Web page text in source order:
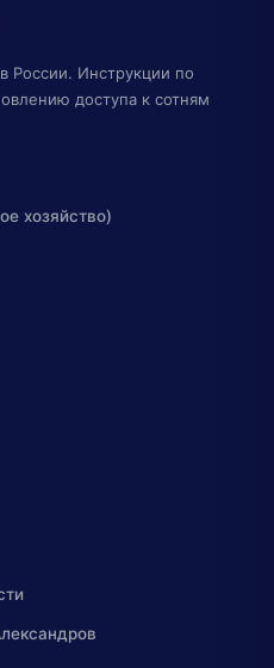
России. Инструкции по
доступа к сотням
хозяйство)